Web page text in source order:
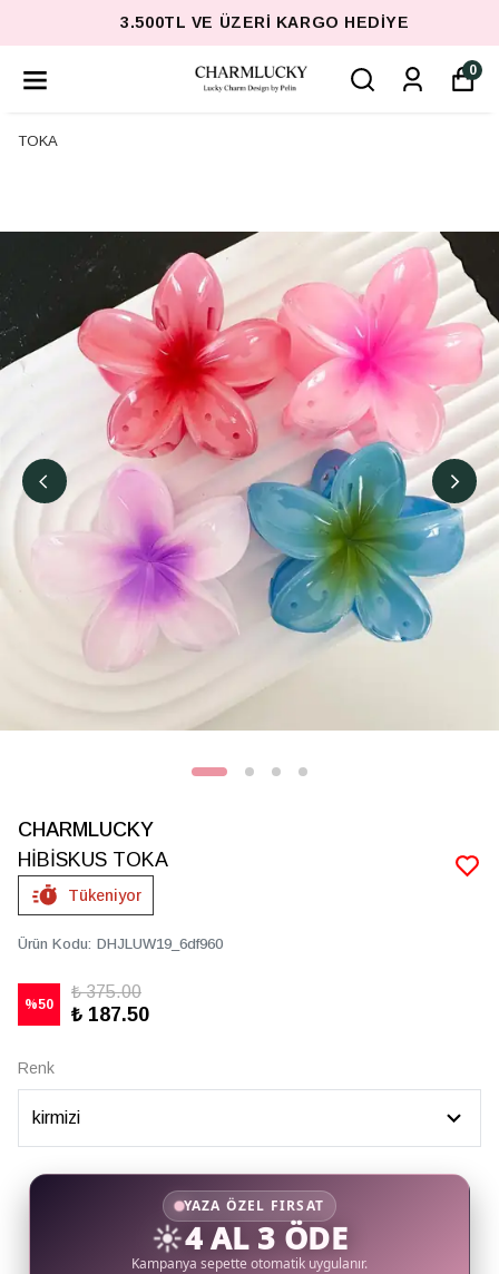
3.500TL VE ÜZERI KARGO HEDIYE
0
TOKA
CHARMLUCKY
HİBİSKUS TOKA
Tükeniyor
Ürün Kodu: DHJLUW19_6df960
%50
₺ 375.00
₺ 187.50
Renk
YAZA ÖZEL FIRSAT
☀️4 AL 3 ÖDE
Kampanya sepette otomatik uygulanır.